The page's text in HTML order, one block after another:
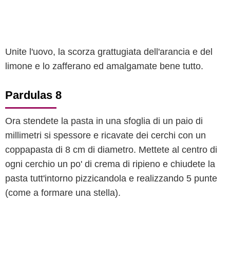
Unite l'uovo, la scorza grattugiata dell'arancia e del
limone e lo zafferano ed amalgamate bene tutto.
Pardulas 8
Ora stendete la pasta in una sfoglia di un paio di
millimetri si spessore e ricavate dei cerchi con un
coppapasta di 8 cm di diametro. Mettete al centro di
ogni cerchio un po' di crema di ripieno e chiudete la
pasta tutt'intorno pizzicandola e realizzando 5 punte
(come a formare una stella).